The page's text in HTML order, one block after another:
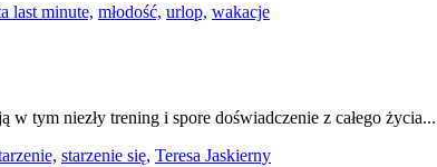
last minute, młodość, urlop, wakacje
tym niezły trening i spore doświadczenie z całego życia...
starzenie się, Teresa Jaskierny